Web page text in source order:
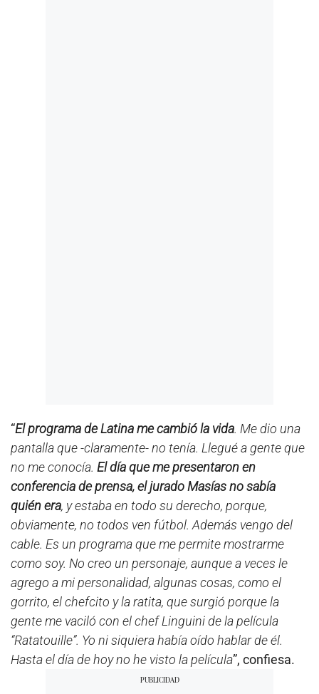
“El programa de Latina me cambió la vida. Me dio una
pantalla que -claramente- no tenía. Llegué a gente que
no me conocía. El día que me presentaron en
conferencia de prensa, el jurado Masías no sabía
quién era, y estaba en todo su derecho, porque,
obviamente, no todos ven fútbol. Además vengo del
cable. Es un programa que me permite mostrarme
como soy. No creo un personaje, aunque a veces le
agrego a mi personalidad, algunas cosas, como el
gorrito, el chefcito y la ratita, que surgió porque la
gente me vaciló con el chef Linguini de la película
“Ratatouille”. Yo ni siquiera había oído hablar de él.
Hasta el día de hoy no he visto la película”, confiesa.